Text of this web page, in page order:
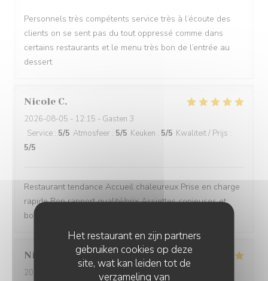
Het restaurant en zijn partners
gebruiken cookies op deze
site, wat kan leiden tot de
verzameling van
Personnels très compétents service très à l’écoute des
clients on se sent pas du tout oppressé comme dans
certains restaurants et le menu très bon de l’entrée au
dessert
Nicole C
2026-08-05 - 12:15 - Gasten 3
Service : 5/5 Atmosfeer : 5/5 Keuken : 5/5 Kwaliteit / Prijs :
5/5
Restaurant tendance Accueil chaleureux Prise en charge
rapide Bon rapport qualité/prix Assiettes copieuses et
bons produits
Nicolas
2026-08-04 - 13:30 - Gasten 4